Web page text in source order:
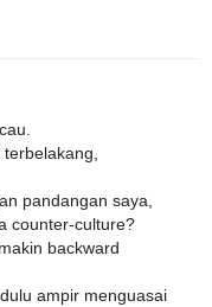
pandangan saya,
counter-culture?
backward
ampir menguasai